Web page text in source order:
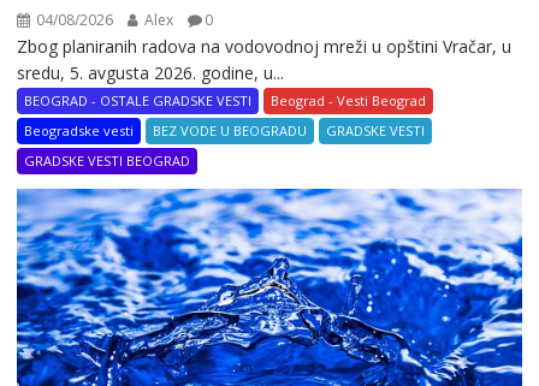
04/08/2026 Alex 0
Zbog planiranih radova na vodovodnoj mreži u opštini Vračar, u
sredu, 5. avgusta 2026. godine, u...
BEOGRAD - OSTALE GRADSKE VESTI
Beograd - Vesti Beograd
Beogradske vesti
BEZ VODE U BEOGRADU
GRADSKE VESTI
GRADSKE VESTI BEOGRAD